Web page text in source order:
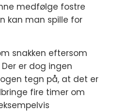
medfølge fostre
kan man spille for
snakken eftersom
er dog ingen
tegn på, at det er
fire timer om